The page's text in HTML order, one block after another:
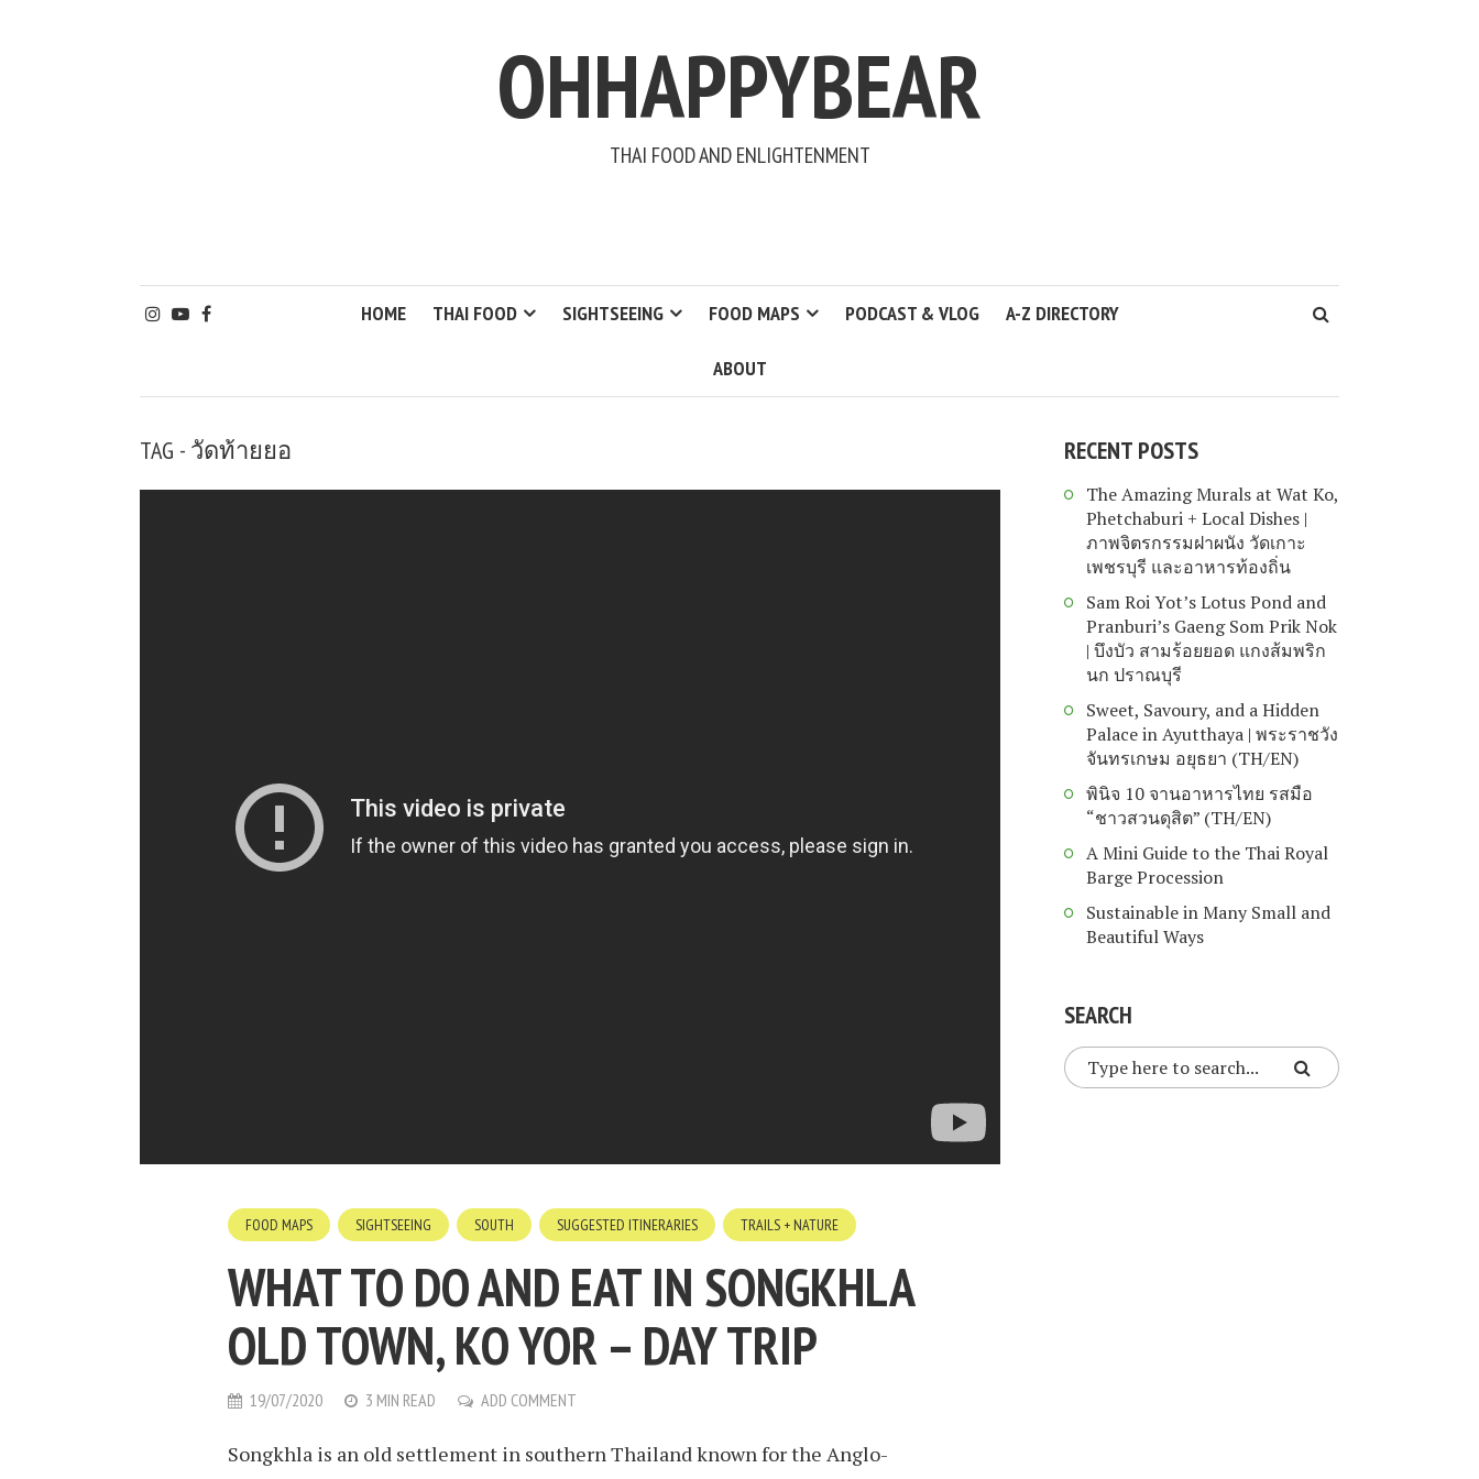
OHHAPPYBEAR
THAI FOOD AND ENLIGHTENMENT
HOME THAI FOOD SIGHTSEEING FOOD MAPS PODCAST & VLOG A-Z DIRECTORY
ABOUT
TAG - วัดท้ายยอ
FOOD MAPS SIGHTSEEING SOUTH SUGGESTED ITINERARIES TRAILS + NATURE
WHAT TO DO AND EAT IN SONGKHLA
OLD TOWN, KO YOR – DAY TRIP
19/07/2020 3 MIN READ ADD COMMENT
Songkhla is an old settlement in southern Thailand known for the Anglo-
RECENT POSTS
The Amazing Murals at Wat Ko,
Phetchaburi + Local Dishes |
ภาพจิตรกรรมฝาผนัง วัดเกาะ
เพชรบุรี และอาหารท้องถิ่น
Sam Roi Yot’s Lotus Pond and
Pranburi’s Gaeng Som Prik Nok
| บึงบัว สามร้อยยอด แกงส้มพริก
นก ปราณบุรี
Sweet, Savoury, and a Hidden
Palace in Ayutthaya | พระราชวัง
จันทรเกษม อยุธยา (TH/EN)
พินิจ 10 จานอาหารไทย รสมือ
“ชาวสวนดุสิต” (TH/EN)
A Mini Guide to the Thai Royal
Barge Procession
Sustainable in Many Small and
Beautiful Ways
SEARCH